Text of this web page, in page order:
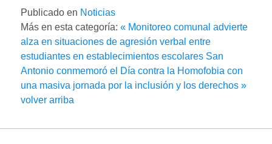
Publicado en Noticias
Más en esta categoría: « Monitoreo comunal advierte
alza en situaciones de agresión verbal entre
estudiantes en establecimientos escolares San
Antonio conmemoró el Día contra la Homofobia con
una masiva jornada por la inclusión y los derechos »
volver arriba